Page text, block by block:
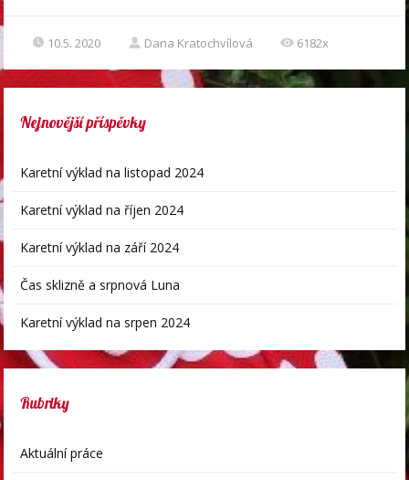
10.5. 2020 Dana Kratochvílová 6182x
Nejnovější příspěvky
Karetní výklad na listopad 2024
Karetní výklad na říjen 2024
Karetní výklad na září 2024
Čas sklizně a srpnová Luna
Karetní výklad na srpen 2024
Rubriky
Aktuální práce